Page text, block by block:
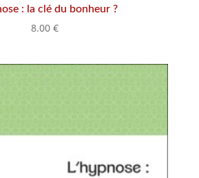
: la clé du bonheur ?
8.00 €